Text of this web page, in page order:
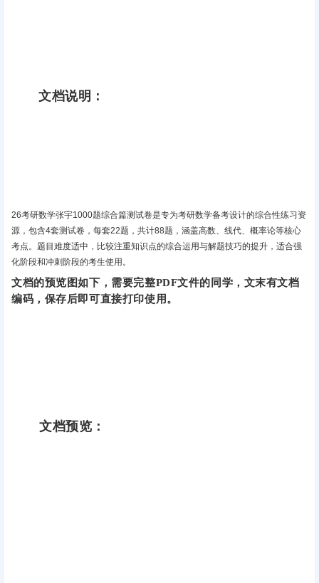
文档说明：
26考研数学张宇1000题综合篇测试卷‌是专为考研数学备考设计的综合性练习资
源，包含4套测试卷，每套22题，共计88题，涵盖高数、线代、概率论等核心
考点。题目难度适中，比较注重知识点的综合运用与解题技巧的提升，适合强
化阶段和冲刺阶段的考生使用‌。
文档的预览图如下，需要完整PDF文件的同学，文末有文档
编码，保存后即可直接打印使用。
文档预览：